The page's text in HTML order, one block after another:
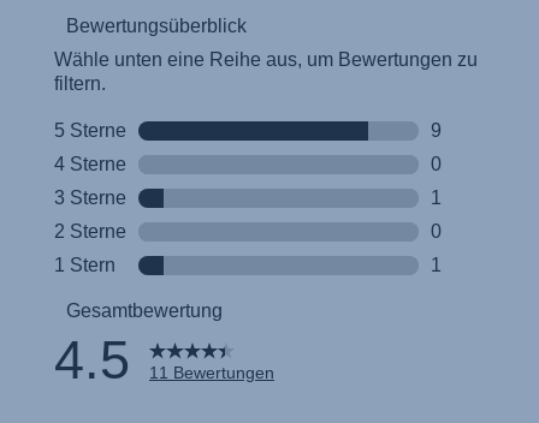
Manual de instruções (Português)
Istruzioni per l’uso (Italiano)
Инструкция пользователя (Русский язык)
Instrukcja użytkownika (Język polski)
Návod na použitie (Slovenský jazyk)
Инструкция за ползване (Български език)
Upute za uporabu (Hrvatski jezik)
Pokyny k použití (Čeština)
Brugerinstruktioner (Dansk)